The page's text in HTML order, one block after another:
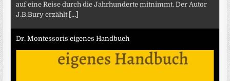
auf eine Reise durch die Jahrhunderte mitnimmt. Der Autor
J.B.Bury erzählt [...]
Dr. Montessoris eigenes Handbuch